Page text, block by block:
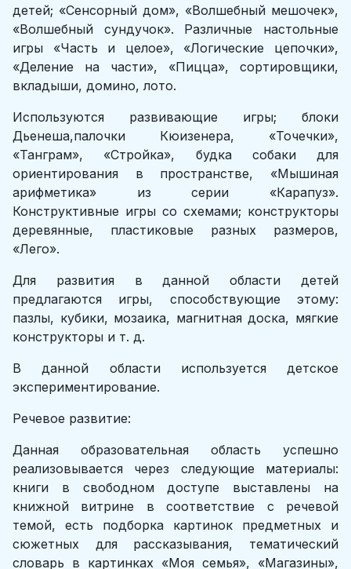
детей; «Сенсорный дом», «Волшебный мешочек»,
«Волшебный сундучок». Различные настольные
игры «Часть и целое», «Логические цепочки»,
«Деление на части», «Пицца», сортировщики,
вкладыши, домино, лото.
Используются развивающие игры; блоки
Дьенеша,палочки Кюизенера, «Точечки»,
«Танграм», «Стройка», будка собаки для
ориентирования в пространстве, «Мышиная
арифметика» из серии «Карапуз».
Конструктивные игры со схемами; конструкторы
деревянные, пластиковые разных размеров,
«Лего».
Для развития в данной области детей
предлагаются игры, способствующие этому:
пазлы, кубики, мозаика, магнитная доска, мягкие
конструкторы и т. д.
В данной области используется детское
экспериментирование.
Речевое развитие:
Данная образовательная область успешно
реализовывается через следующие материалы:
книги в свободном доступе выставлены на
книжной витрине в соответствие с речевой
темой, есть подборка картинок предметных и
сюжетных для рассказывания, тематический
словарь в картинках «Моя семья», «Магазины»,